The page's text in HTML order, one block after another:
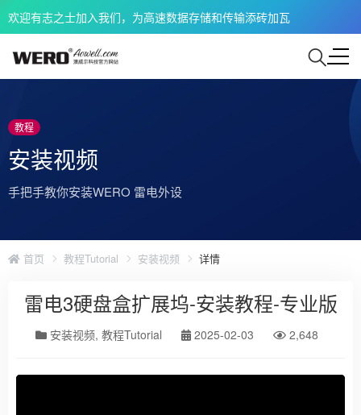
欢迎有志之士加入我们，为高速数据存储和传输添砖加瓦
教程
安装视频
手把手教你安装WERO 雷电外设
首页 教程Tutorial 安装视频 详情
雷电3硬盘盒扩展坞-安装教程-专业版
安装视频, 教程Tutorial 2025-02-03 2,648